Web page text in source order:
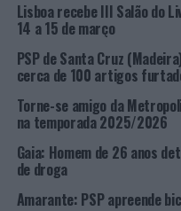
mochila, contendo, no
e um disco externo.
Os bens apreendidos,
foram entregues ao seu
O denunciante
contra o suspeito.
A PSP aconselha:
Lisboa recebe III Salão do
14 a 15 de março
PSP de Santa Cruz
cerca de 100 artigos
Torne-se amigo da
na temporada 2025/2026
Gaia: Homem de 26 anos
de droga
Amarante: PSP apreende